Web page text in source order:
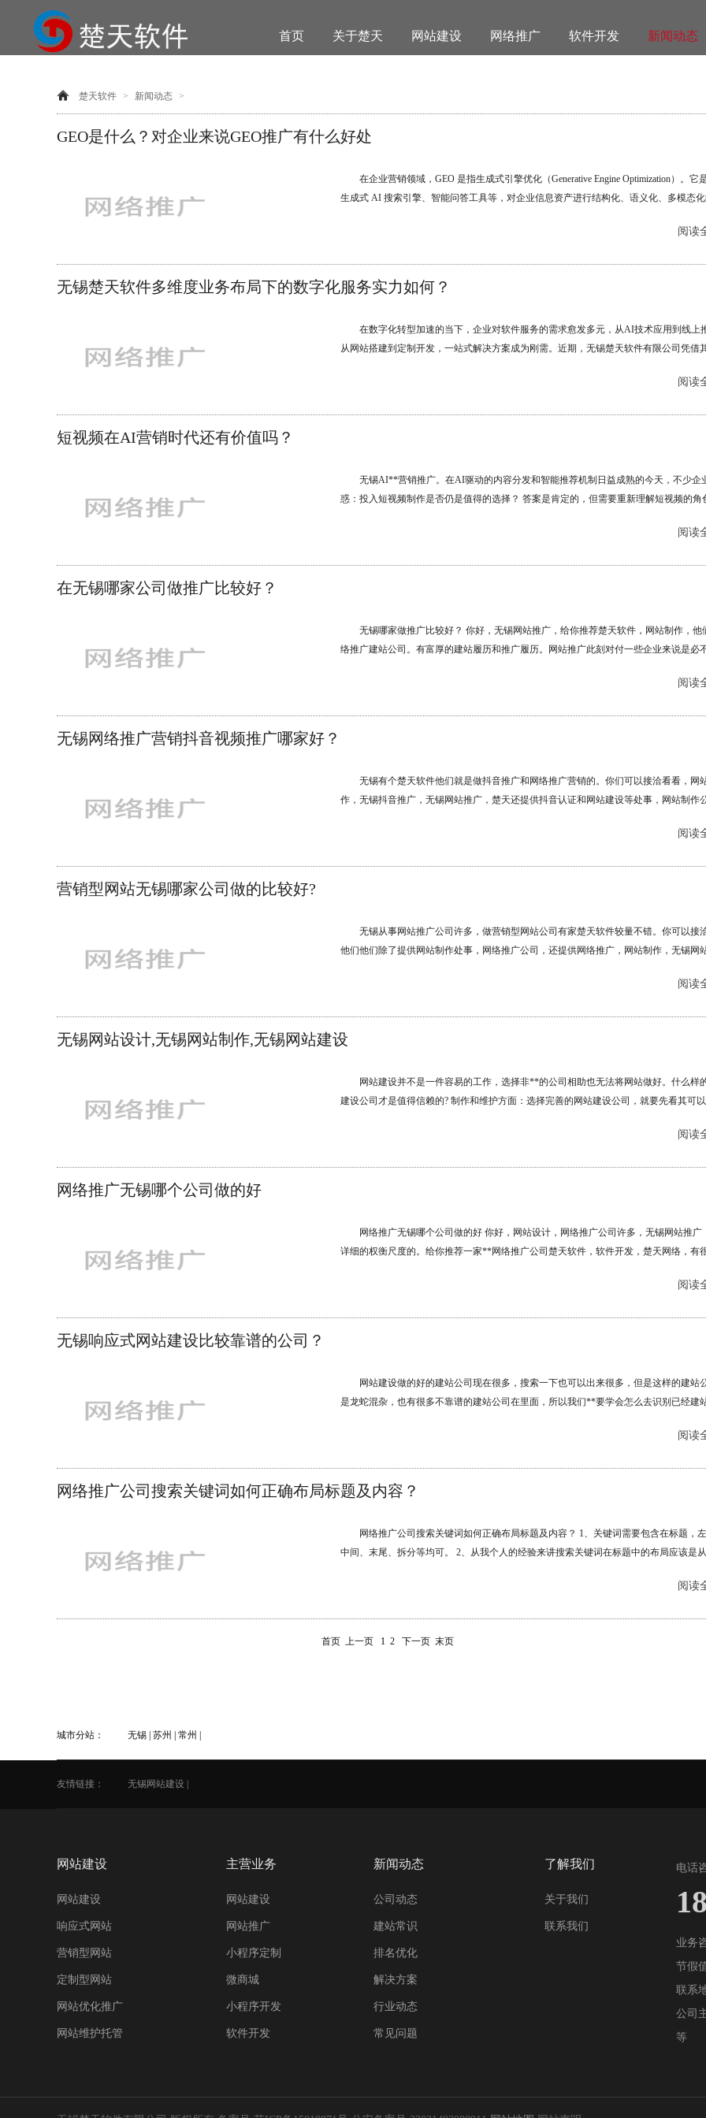
首页 关于楚天 网站建设 网络推广 软件开发 新闻动态
楚天软件 > 新闻动态 >
GEO是什么？对企业来说GEO推广有什么好处
在企业营销领域，GEO 是指生成式引擎优化（Generative Engine Optimization）。它
生成式 AI 搜索引擎、智能问答工具等，对企业信息资产进行结构化、语义化、多模态
阅读
无锡楚天软件多维度业务布局下的数字化服务实力如何？
在数字化转型加速的当下，企业对软件服务的需求愈发多元，从AI技术应用到线上
从网站搭建到定制开发，一站式解决方案成为刚需。近期，无锡楚天软件有限公司凭借
家公司的服务实力究竟如何？我们从业务特色、市场反馈等维度展开测评。 一、业务矩
阅读
短视频在AI营销时代还有价值吗？
无锡AI**营销推广。在AI驱动的内容分发和智能推荐机制日益成熟的今天，不少企
惑：投入短视频制作是否仍是值得的选择？ 答案是肯定的，但需要重新理解短视频的角
阅读
在无锡哪家公司做推广比较好？
无锡哪家做推广比较好？ 你好，无锡网站推广，给你推荐楚天软件，网站制作，他
络推广建站公司。有富厚的建站履历和推广履历。网站推广此刻对付一些企业来说是必
的。而自然排名是企业实力的象征，网络推广公司，在互联网电子商务时代，可以想象
阅读
无锡网络推广营销抖音视频推广哪家好？
无锡有个楚天软件他们就是做抖音推广和网络推广营销的。你们可以接洽看看，网
作，无锡抖音推广，无锡网站推广，楚天还提供抖音认证和网站建设等处事，网站制作
阅读
营销型网站无锡哪家公司做的比较好?
无锡从事网站推广公司许多，做营销型网站公司有家楚天软件较量不错。你可以接
他们他们除了提供网站制作处事，网络推广公司，还提供网络推广，网站制作，无锡网
阅读
无锡网站设计,无锡网站制作,无锡网站建设
网站建设并不是一件容易的工作，选择非**的公司相助也无法将网站做好。什么样
建设公司才是值得信赖的? 制作和维护方面：选择完善的网站建设公司，就要先看其可
计，个中的一些巨大维护、整体设计都是需要有专人举办的。您可以看一下对方公司以
阅读
网络推广无锡哪个公司做的好
网络推广无锡哪个公司做的好 你好，网站设计，网络推广公司许多，无锡网站推广
详细的权衡尺度的。给你推荐一家**网络推广公司楚天软件，软件开发，楚天网络，有
阅读
无锡响应式网站建设比较靠谱的公司？
网站建设做的好的建站公司现在很多，搜索一下也可以出来很多，但是这样的建站
是龙蛇混杂，也有很多不靠谱的建站公司在里面，所以我们**要学会怎么去识别已经建
阅读
网络推广公司搜索关键词如何正确布局标题及内容？
网络推广公司搜索关键词如何正确布局标题及内容？ 1、关键词需要包含在标题，左
中间、末尾、拆分等均可。 2、从我个人的经验来讲搜索关键词在标题中的布局应该是
在内容的前面一部分，因为收录后的内容一般是内容的前面一部分，收录里面如果出现
阅读
首页 上一页 1 2 下一页 末页
城市分站： 无锡 苏州 常州
友情链接： 无锡网站建设
网站建设
网站建设
响应式网站
营销型网站
定制型网站
网站优化推广
网站维护托管
主营业务
网站建设
网站推广
小程序定制
微商城
小程序开发
软件开发
新闻动态
公司动态
建站常识
排名优化
解决方案
行业动态
常见问题
了解我们
关于我们
联系我们
电话
业务
节假
联系
公司
等